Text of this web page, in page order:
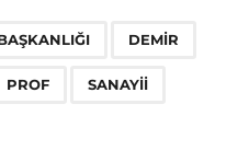
DEMIR
PROF SANAYII